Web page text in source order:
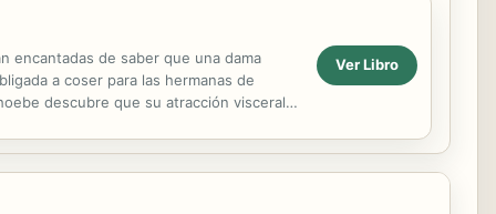
encantadas de saber que una dama
a coser para las hermanas de
descubre que su atracción visceral
Ver Libro